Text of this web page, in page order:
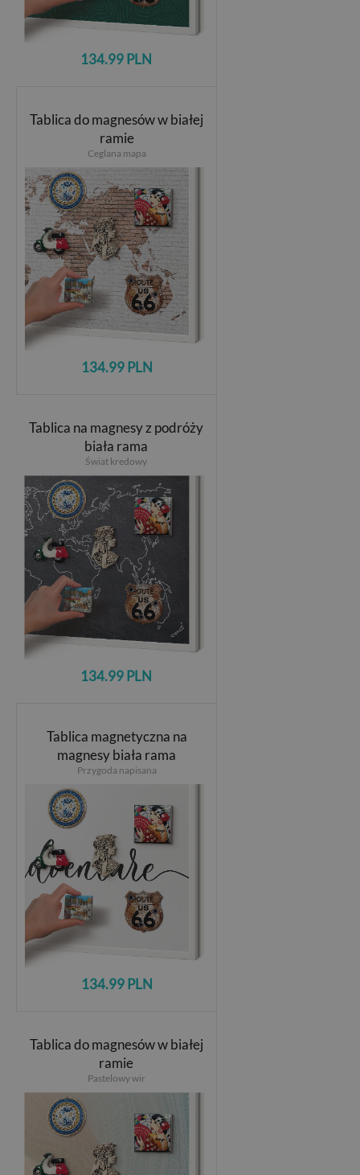
134.99 PLN
Tablica do magnesów w białej
ramie
Ceglana mapa
134.99 PLN
Tablica na magnesy z podróży
biała rama
Świat kredowy
134.99 PLN
Tablica magnetyczna na
magnesy biała rama
Przygoda napisana
134.99 PLN
Tablica do magnesów w białej
ramie
Pastelowy wir